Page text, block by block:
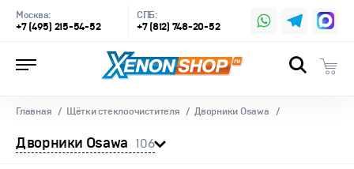
Москва:
+7 (495) 215-54-52
СПБ:
+7 (812) 748-20-52
Главная Щётки стеклоочистителя Дворники Osawa
Дворники Osawa 106